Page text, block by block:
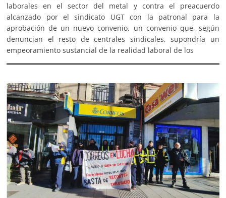
laborales en el sector del metal y contra el preacuerdo
alcanzado por el sindicato UGT con la patronal para la
aprobación de un nuevo convenio, un convenio que, según
denuncian el resto de centrales sindicales, supondría un
empeoramiento sustancial de la realidad laboral de los